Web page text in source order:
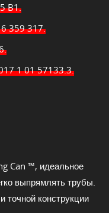
B1.
359 317.
1 01 57133.3.
Can ™, идеальное
выпрямлять трубы.
точной конструкции